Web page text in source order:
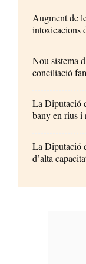
Augment de
intoxicacions
Nou sistema
conciliació
La Diputació
bany en rius i
La Diputació
d’alta